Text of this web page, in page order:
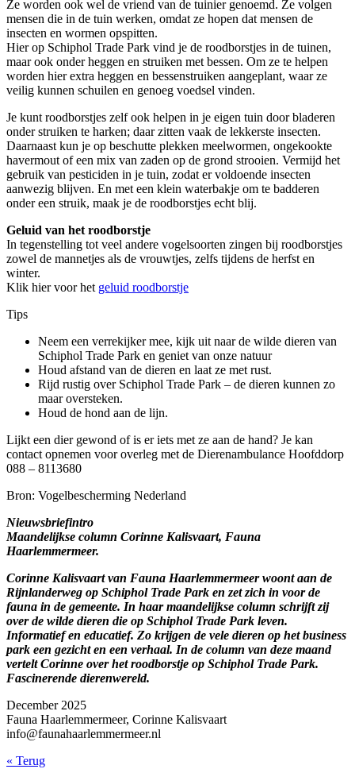
Ze worden ook wel de vriend van de tuinier genoemd. Ze volgen
mensen die in de tuin werken, omdat ze hopen dat mensen de
insecten en wormen opspitten.
Hier op Schiphol Trade Park vind je de roodborstjes in de tuinen,
maar ook onder heggen en struiken met bessen. Om ze te helpen
worden hier extra heggen en bessenstruiken aangeplant, waar ze
veilig kunnen schuilen en genoeg voedsel vinden.
Je kunt roodborstjes zelf ook helpen in je eigen tuin door bladeren
onder struiken te harken; daar zitten vaak de lekkerste insecten.
Daarnaast kun je op beschutte plekken meelwormen, ongekookte
havermout of een mix van zaden op de grond strooien. Vermijd het
gebruik van pesticiden in je tuin, zodat er voldoende insecten
aanwezig blijven. En met een klein waterbakje om te badderen
onder een struik, maak je de roodborstjes echt blij.
Geluid van het roodborstje
In tegenstelling tot veel andere vogelsoorten zingen bij roodborstjes
zowel de mannetjes als de vrouwtjes, zelfs tijdens de herfst en
winter.
Klik hier voor het geluid roodborstje
Tips
Neem een verrekijker mee, kijk uit naar de wilde dieren van
Schiphol Trade Park en geniet van onze natuur
Houd afstand van de dieren en laat ze met rust.
Rijd rustig over Schiphol Trade Park – de dieren kunnen zo
maar oversteken.
Houd de hond aan de lijn.
Lijkt een dier gewond of is er iets met ze aan de hand? Je kan
contact opnemen voor overleg met de Dierenambulance Hoofddorp
088 – 8113680
Bron: Vogelbescherming Nederland
Nieuwsbriefintro
Maandelijkse column Corinne Kalisvaart, Fauna
Haarlemmermeer.
Corinne Kalisvaart van Fauna Haarlemmermeer woont aan de
Rijnlanderweg op Schiphol Trade Park en zet zich in voor de
fauna in de gemeente. In haar maandelijkse column schrijft zij
over de wilde dieren die op Schiphol Trade Park leven.
Informatief en educatief. Zo krijgen de vele dieren op het business
park een gezicht en een verhaal. In de column van deze maand
vertelt Corinne over het roodborstje op Schiphol Trade Park.
Fascinerende dierenwereld.
December 2025
Fauna Haarlemmermeer, Corinne Kalisvaart
info@faunahaarlemmermeer.nl
« Terug